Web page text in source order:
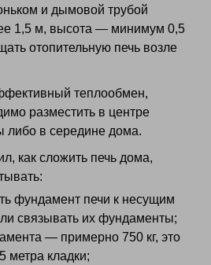
и дымовой трубой
1,5 м, высота — минимум 0,5
отопительную печь возле
теплообмен,
разместить в центре
либо в середине дома.
как сложить печь дома,
фундамент печи к несущим
связывать их фундаменты;
— примерно 750 кг, это
метра кладки;